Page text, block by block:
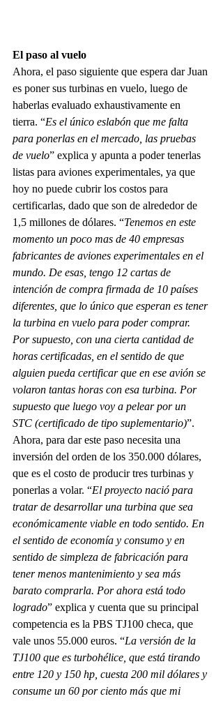
El paso al vuelo
Ahora, el paso siguiente que espera dar Juan
es poner sus turbinas en vuelo, luego de
haberlas evaluado exhaustivamente en
tierra. “Es el único eslabón que me falta
para ponerlas en el mercado, las pruebas
de vuelo” explica y apunta a poder tenerlas
listas para aviones experimentales, ya que
hoy no puede cubrir los costos para
certificarlas, dado que son de alrededor de
1,5 millones de dólares. “Tenemos en este
momento un poco mas de 40 empresas
fabricantes de aviones experimentales en el
mundo. De esas, tengo 12 cartas de
intención de compra firmada de 10 países
diferentes, que lo único que esperan es tener
la turbina en vuelo para poder comprar.
Por supuesto, con una cierta cantidad de
horas certificadas, en el sentido de que
alguien pueda certificar que en ese avión se
volaron tantas horas con esa turbina. Por
supuesto que luego voy a pelear por un
STC (certificado de tipo suplementario)”.
Ahora, para dar este paso necesita una
inversión del orden de los 350.000 dólares,
que es el costo de producir tres turbinas y
ponerlas a volar. “El proyecto nació para
tratar de desarrollar una turbina que sea
económicamente viable en todo sentido. En
el sentido de economía y consumo y en
sentido de simpleza de fabricación para
tener menos mantenimiento y sea más
barato comprarla. Por ahora está todo
logrado” explica y cuenta que su principal
competencia es la PBS TJ100 checa, que
vale unos 55.000 euros. “La versión de la
TJ100 que es turbohélice, que está tirando
entre 120 y 150 hp, cuesta 200 mil dólares y
consume un 60 por ciento más que mi